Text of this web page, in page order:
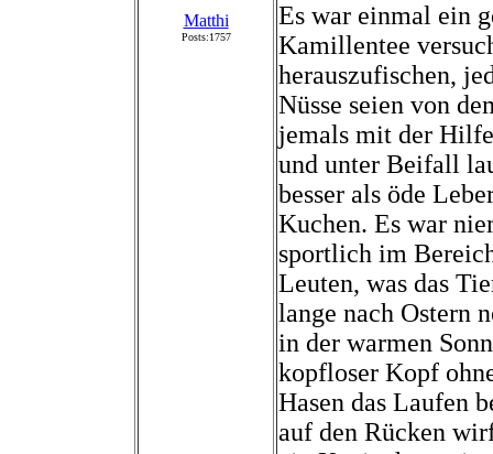
Matthi
Posts:1757
Es war einmal ein
Kamillentee
herauszufischen,
Nüsse seien von
jemals mit der
und unter Beifall
besser als öde
Kuchen. Es war
sportlich im
Leuten, was das
lange nach Ostern
in der warmen
kopfloser Kopf
Hasen das Laufen
auf den Rücken